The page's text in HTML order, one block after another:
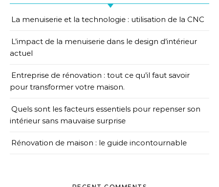
La menuiserie et la technologie : utilisation de la CNC
L’impact de la menuiserie dans le design d’intérieur
actuel
Entreprise de rénovation : tout ce qu’il faut savoir
pour transformer votre maison.
Quels sont les facteurs essentiels pour repenser son
intérieur sans mauvaise surprise
Rénovation de maison : le guide incontournable